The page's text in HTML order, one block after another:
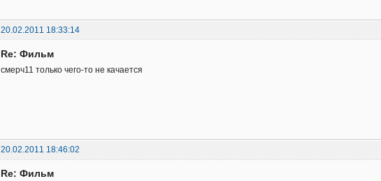
20.02.2011 18:33:14
Re: Фильм
смерч11 только чего-то не качается
20.02.2011 18:46:02
Re: Фильм